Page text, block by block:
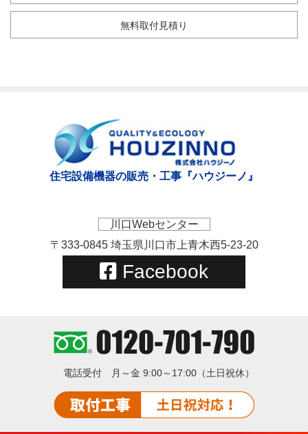
無料取付見積り
住宅設備機器の販売・工事『ハウジーノ』
川口Webセンター
〒333-0845 埼玉県川口市上青木西5-23-20
Facebook
電話受付 月～金 9:00～17:00（土日祝休）